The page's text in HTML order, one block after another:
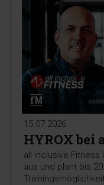
15.07.2026
HYROX bei
all inclusive Fitness
aus und plant bis